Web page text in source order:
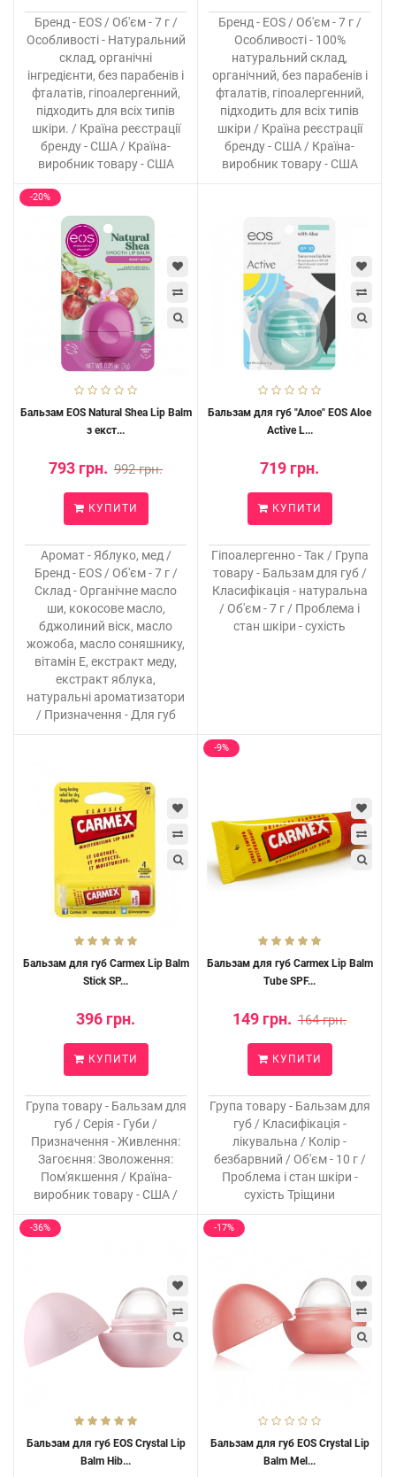
Бренд - EOS / Об'єм - 7 г /
Особливості - Натуральний
склад, органічні
інгредієнти, без парабенів і
фталатів, гіпоалергенний,
підходить для всіх типів
шкіри. / Країна реєстрації
бренду - США / Країна-
виробник товару - США
Бренд - EOS / Об'єм - 7 г /
Особливості - 100%
натуральний склад,
органічний, без парабенів і
фталатів, гіпоалергенний,
підходить для всіх типів
шкіри / Країна реєстрації
бренду - США / Країна-
виробник товару - США
-20%
Бальзам EOS Natural Shea Lip Balm
з екст...
793 грн. 992 грн.
КУПИТИ
Аромат - Яблуко, мед /
Бренд - EOS / Об'єм - 7 г /
Склад - Органічне масло
ши, кокосове масло,
бджолиний віск, масло
жожоба, масло соняшнику,
вітамін Е, екстракт меду,
екстракт яблука,
натуральні ароматизатори
/ Призначення - Для губ
Бальзам для губ "Алое" EOS Aloe
Active L...
719 грн.
КУПИТИ
Гіпоалергенно - Так / Група
товару - Бальзам для губ /
Класифікація - натуральна
/ Об'єм - 7 г / Проблема і
стан шкіри - сухість
Бальзам для губ Carmex Lip Balm
Stick SP...
396 грн.
КУПИТИ
Група товару - Бальзам для
губ / Серія - Губи /
Призначення - Живлення:
Загоєння: Зволоження:
Пом'якшення / Країна-
виробник товару - США /
-9%
Бальзам для губ Carmex Lip Balm
Tube SPF...
149 грн. 164 грн.
КУПИТИ
Група товару - Бальзам для
губ / Класифікація -
лікувальна / Колір -
безбарвний / Об'єм - 10 г /
Проблема і стан шкіри -
сухість Тріщини
-36%
Бальзам для губ EOS Crystal Lip
Balm Hib...
-17%
Бальзам для губ EOS Crystal Lip
Balm Mel...